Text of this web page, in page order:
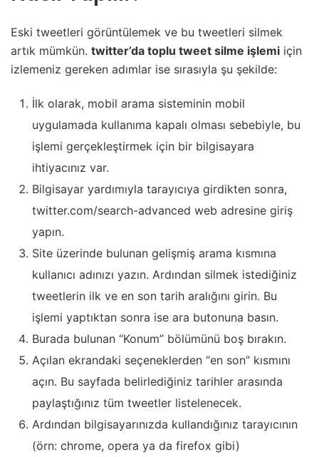
Eski tweetleri görüntülemek ve bu tweetleri silmek
artık mümkün. twitter’da toplu tweet silme işlemi için
izlemeniz gereken adımlar ise sırasıyla şu şekilde:
İlk olarak, mobil arama sisteminin mobil
uygulamada kullanıma kapalı olması sebebiyle, bu
işlemi gerçekleştirmek için bir bilgisayara
ihtiyacınız var.
Bilgisayar yardımıyla tarayıcıya girdikten sonra,
twitter.com/search-advanced web adresine giriş
yapın.
Site üzerinde bulunan gelişmiş arama kısmına
kullanıcı adınızı yazın. Ardından silmek istediğiniz
tweetlerin ilk ve en son tarih aralığını girin. Bu
işlemi yaptıktan sonra ise ara butonuna basın.
Burada bulunan “Konum” bölümünü boş bırakın.
Açılan ekrandaki seçeneklerden “en son” kısmını
açın. Bu sayfada belirlediğiniz tarihler arasında
paylaştığınız tüm tweetler listelenecek.
Ardından bilgisayarınızda kullandığınız tarayıcının
(örn: chrome, opera ya da firefox gibi)